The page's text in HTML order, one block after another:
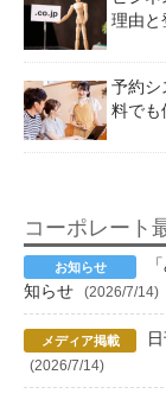
理由と
予約シ
料でも
コーポレート
知らせ
(2026/7/14)
(2026/7/14)